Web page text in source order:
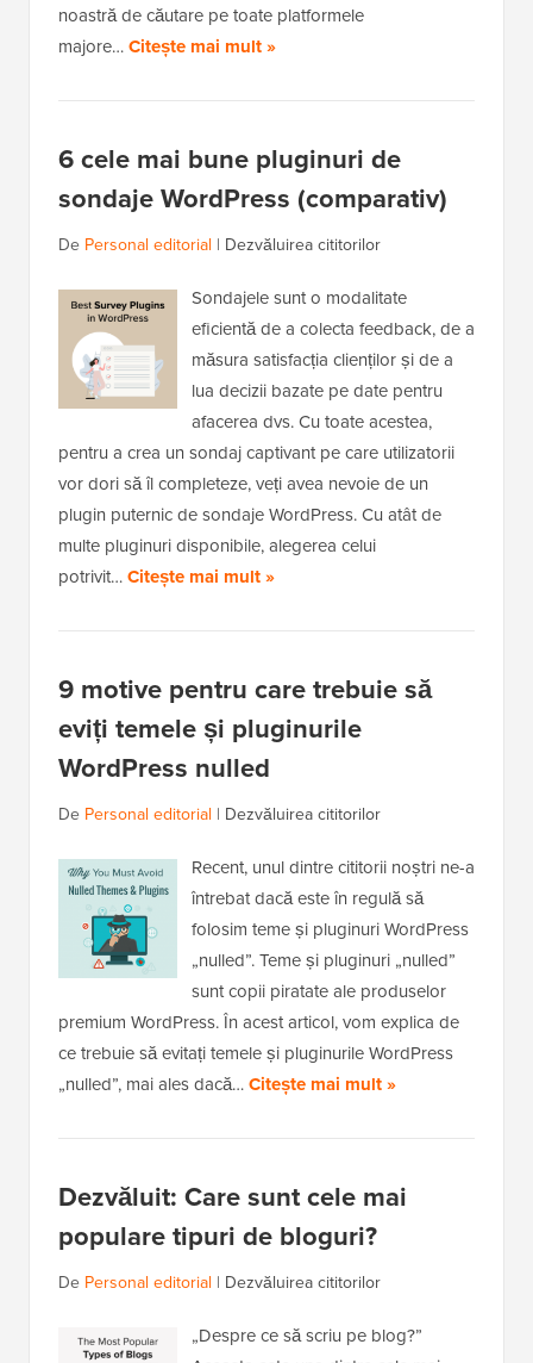
noastră de căutare pe toate platformele
majore…Citește mai mult »
6 cele mai bune pluginuri de
sondaje WordPress (comparativ)
De Personal editorial | Dezvăluirea cititorilor
Sondajele sunt o modalitate
eficientă de a colecta feedback, de a
măsura satisfacția clienților și de a
lua decizii bazate pe date pentru
afacerea dvs. Cu toate acestea,
pentru a crea un sondaj captivant pe care utilizatorii
vor dori să îl completeze, veți avea nevoie de un
plugin puternic de sondaje WordPress. Cu atât de
multe pluginuri disponibile, alegerea celui
potrivit…Citește mai mult »
9 motive pentru care trebuie să
eviți temele și pluginurile
WordPress nulled
De Personal editorial | Dezvăluirea cititorilor
Recent, unul dintre cititorii noștri ne-a
întrebat dacă este în regulă să
folosim teme și pluginuri WordPress
„nulled”. Teme și pluginuri „nulled”
sunt copii piratate ale produselor
premium WordPress. În acest articol, vom explica de
ce trebuie să evitați temele și pluginurile WordPress
„nulled”, mai ales dacă…Citește mai mult »
Dezvăluit: Care sunt cele mai
populare tipuri de bloguri?
De Personal editorial | Dezvăluirea cititorilor
„Despre ce să scriu pe blog?”